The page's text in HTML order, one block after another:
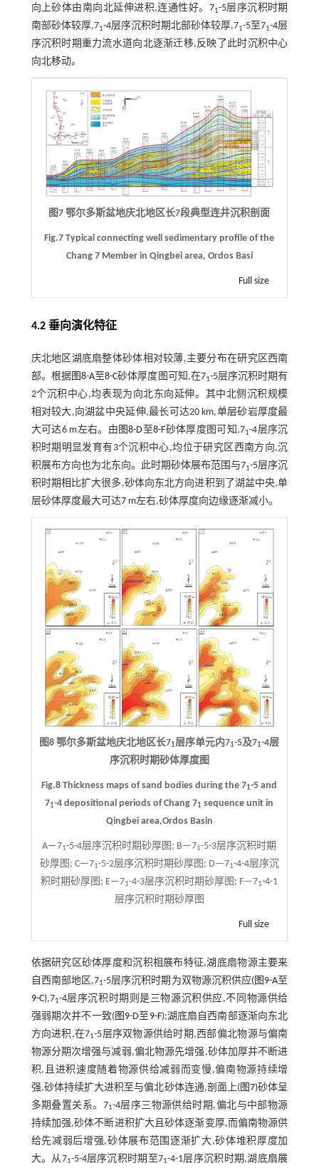
向上砂体由南向北延伸进积,连通性好。71-5层序沉积时期
南部砂体较厚,71-4层序沉积时期北部砂体较厚,71-5至71-4层
序沉积时期重力流水道向北逐渐迁移,反映了此时沉积中心
向北移动。
图7 鄂尔多斯盆地庆北地区长7段典型连井沉积剖面
Fig.7 Typical connecting well sedimentary profile of the
Chang 7 Member in Qingbei area, Ordos Basi
Full size
4.2 垂向演化特征
庆北地区湖底扇整体砂体相对较薄,主要分布在研究区西南
部。根据图8-A至8-C砂体厚度图可知,在71-5层序沉积时期有
2个沉积中心,均表现为向北东向延伸。其中北侧沉积规模
相对较大,向湖盆中央延伸,最长可达20 km,单层砂岩厚度最
大可达6 m左右。由 图8-D至8-F砂体厚度图可知,71-4层序沉
积时期明显发育有3个沉积中心,均位于研究区西南方向,沉
积展布方向也为北东向。此时期砂体展布范围与71-5层序沉
积时期相比扩大很多,砂体向东北方向进积到了湖盆中央,单
层砂体厚度最大可达7 m左右,砂体厚度向边缘逐渐减小。
图8 鄂尔多斯盆地庆北地区长71层序单元内71-5及71-4层
序沉积时期砂体厚度图
Fig.8 Thickness maps of sand bodies during the 71-5 and
71-4 depositional periods of Chang 71 sequence unit in
Qingbei area,Ordos Basin
A—71-5-4层序沉积时期砂厚图; B—71-5-3层序沉积时期
砂厚图; C—71-5-2层序沉积时期砂厚图; D—71-4-4层序沉
积时期砂厚图; E—71-4-3层序沉积时期砂厚图; F—71-4-1
层序沉积时期砂厚图
Full size
依据研究区砂体厚度和沉积相展布特征,湖底扇物源主要来
自西南部地区,71-5层序沉积时期为双物源沉积供应(图9-A至
9-C),71-4层序沉积时期则是三物源沉积供应,不同物源供给
强弱期次并不一致(图9-D至 9-F);湖底扇自西南部逐渐向东北
方向进积,在71-5层序双物源供给时期,西部偏北物源与偏南
物源分期次增强与减弱,偏北物源先增强,砂体加厚并不断进
积,且进积速度随着物源供给减弱而变慢,偏南物源持续增
强,砂体持续扩大进积至与偏北砂体连通,剖面上(图7)砂体呈
多期叠置关系。71-4层序三物源供给时期,偏北与中部物源
持续加强,砂体不断进积扩大且砂体逐渐变厚,而偏南物源供
给先减弱后增强,砂体展布范围逐渐扩大,砂体堆积厚度加
大。从71-5-4层序沉积时期至71-4-1层序沉积时期,湖底扇展